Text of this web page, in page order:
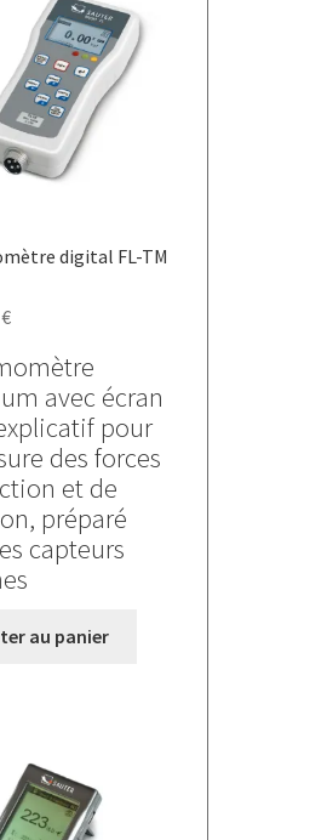
digital FL-TM
€
avec écran
pour
des forces
et de
préparé
capteurs
au panier